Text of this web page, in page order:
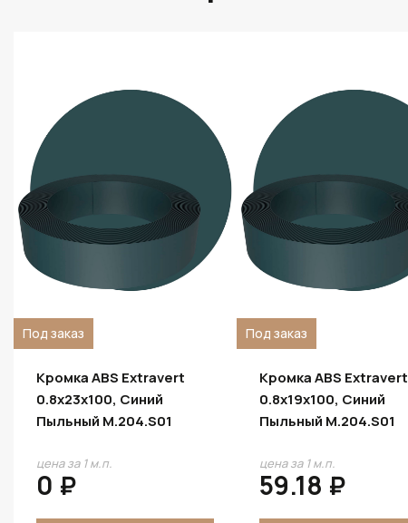
Под заказ
Кромка ABS Extravert
0.8х23х100, Синий
Пыльный M.204.S01
цена за 1 м.п.
0 ₽
Под заказ
Кромка ABS Extravert
0.8х19х100, Синий
Пыльный M.204.S01
цена за 1 м.п.
59.18 ₽